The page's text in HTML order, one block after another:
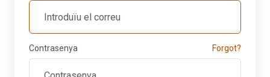
Contrasenya Forgot?